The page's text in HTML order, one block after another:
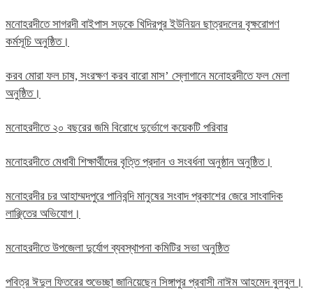
মনোহরদীতে সাগরদী বাইপাস সড়কে খিদিরপুর ইউনিয়ন ছাত্রদলের বৃক্ষরোপণ
কর্মসূচি অনুষ্ঠিত।
করব মোরা ফল চাষ, সংরক্ষণ করব বারো মাস’ স্লোগানে মনোহরদীতে ফল মেলা
অনুষ্ঠিত।
মনোহরদীতে ২০ বছরের জমি বিরোধে দুর্ভোগে কয়েকটি পরিবার
মনোহরদীতে মেধাবী শিক্ষার্থীদের বৃত্তি প্রদান ও সংবর্ধনা অনুষ্ঠান অনুষ্ঠিত।
মনোহরদীর চর আহাম্মদপুরে পানিবন্দি মানুষের সংবাদ প্রকাশের জেরে সাংবাদিক
লাঞ্ছিতের অভিযোগ।
মনোহরদীতে উপজেলা দুর্যোগ ব্যবস্থাপনা কমিটির সভা অনুষ্ঠিত
পবিত্র ঈদুল ফিতরের শুভেচ্ছা জানিয়েছেন সিঙ্গাপুর প্রবাসী নাঈম আহমেদ বুলবুল।